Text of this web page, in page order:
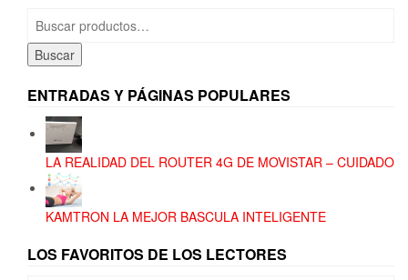
Buscar
por:
Buscar
ENTRADAS Y PÁGINAS POPULARES
LA REALIDAD DEL ROUTER 4G DE MOVISTAR – CUIDADO
KAMTRON LA MEJOR BASCULA INTELIGENTE
LOS FAVORITOS DE LOS LECTORES